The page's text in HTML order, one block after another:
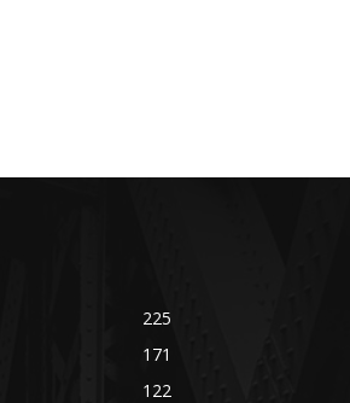
225
171
122